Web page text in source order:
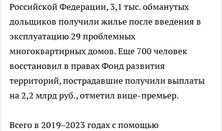
Российской Федерации, 3,1 тыс. обманутых
дольщиков получили жилье после введения в
эксплуатацию 29 проблемных
многоквартирных домов. Еще 700 человек
восстановил в правах Фонд развития
территорий, пострадавшие получили выплаты
на 2,2 млрд руб., отметил вице-премьер.
Всего в 2019–2023 годах с помощью